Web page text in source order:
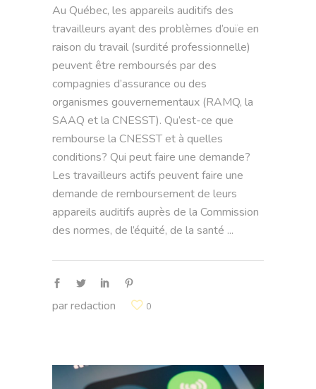
Au Québec, les appareils auditifs des
travailleurs ayant des problèmes d’ouïe en
raison du travail (surdité professionnelle)
peuvent être remboursés par des
compagnies d’assurance ou des
organismes gouvernementaux (RAMQ, la
SAAQ et la CNESST). Qu’est-ce que
rembourse la CNESST et à quelles
conditions? Qui peut faire une demande?
Les travailleurs actifs peuvent faire une
demande de remboursement de leurs
appareils auditifs auprès de la Commission
des normes, de l’équité, de la santé
parredaction 0